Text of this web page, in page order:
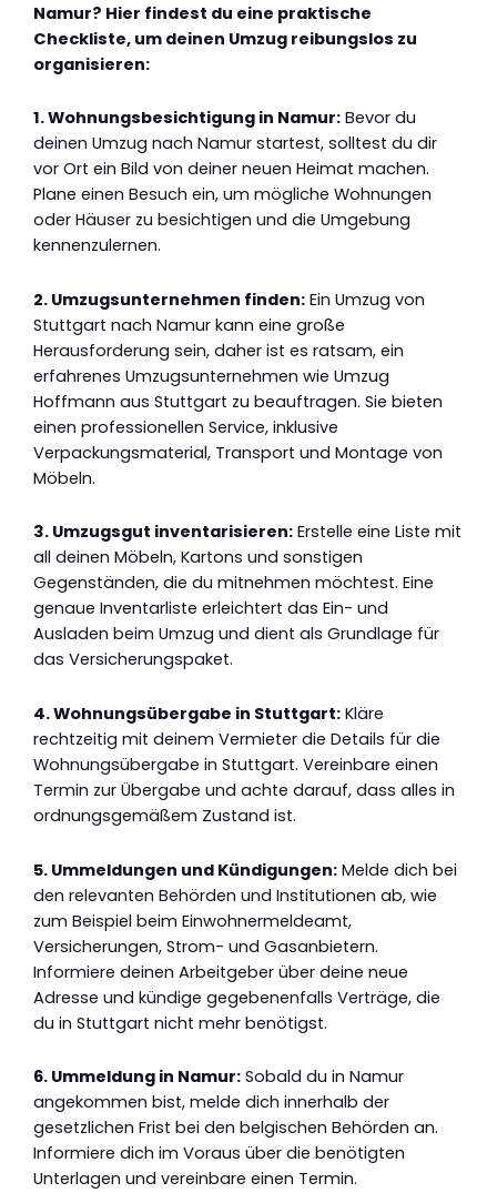
Namur? Hier findest du eine praktische
Checkliste, um deinen Umzug reibungslos zu
organisieren:
1. Wohnungsbesichtigung in Namur: Bevor du
deinen Umzug nach Namur startest, solltest du dir
vor Ort ein Bild von deiner neuen Heimat machen.
Plane einen Besuch ein, um mögliche Wohnungen
oder Häuser zu besichtigen und die Umgebung
kennenzulernen.
2. Umzugsunternehmen finden: Ein Umzug von
Stuttgart nach Namur kann eine große
Herausforderung sein, daher ist es ratsam, ein
erfahrenes Umzugsunternehmen wie Umzug
Hoffmann aus Stuttgart zu beauftragen. Sie bieten
einen professionellen Service, inklusive
Verpackungsmaterial, Transport und Montage von
Möbeln.
3. Umzugsgut inventarisieren: Erstelle eine Liste mit
all deinen Möbeln, Kartons und sonstigen
Gegenständen, die du mitnehmen möchtest. Eine
genaue Inventarliste erleichtert das Ein- und
Ausladen beim Umzug und dient als Grundlage für
das Versicherungspaket.
4. Wohnungsübergabe in Stuttgart: Kläre
rechtzeitig mit deinem Vermieter die Details für die
Wohnungsübergabe in Stuttgart. Vereinbare einen
Termin zur Übergabe und achte darauf, dass alles in
ordnungsgemäßem Zustand ist.
5. Ummeldungen und Kündigungen: Melde dich bei
den relevanten Behörden und Institutionen ab, wie
zum Beispiel beim Einwohnermeldeamt,
Versicherungen, Strom- und Gasanbietern.
Informiere deinen Arbeitgeber über deine neue
Adresse und kündige gegebenenfalls Verträge, die
du in Stuttgart nicht mehr benötigst.
6. Ummeldung in Namur: Sobald du in Namur
angekommen bist, melde dich innerhalb der
gesetzlichen Frist bei den belgischen Behörden an.
Informiere dich im Voraus über die benötigten
Unterlagen und vereinbare einen Termin.